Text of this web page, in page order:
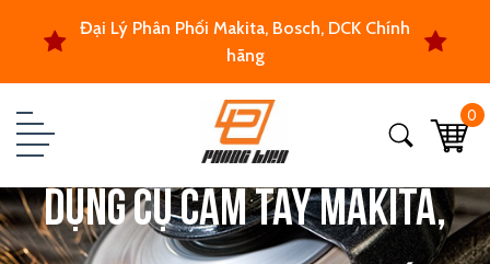
Đại Lý Phân Phối Makita, Bosch, DCK Chính
hãng
0
Dụng cụ cầm tay Makita,